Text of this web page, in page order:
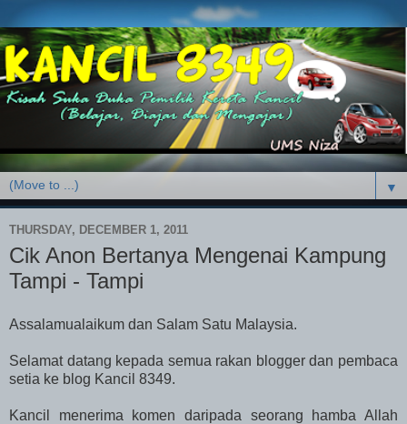
▼
THURSDAY, DECEMBER 1, 2011
Cik Anon Bertanya Mengenai Kampung
Tampi - Tampi
Assalamualaikum dan Salam Satu Malaysia.
Selamat datang kepada semua rakan blogger dan pembaca
setia ke blog Kancil 8349.
Kancil menerima komen daripada seorang hamba Allah